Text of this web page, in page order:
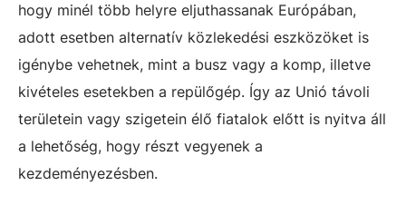
hogy minél több helyre eljuthassanak Európában,
adott esetben alternatív közlekedési eszközöket is
igénybe vehetnek, mint a busz vagy a komp, illetve
kivételes esetekben a repülőgép. Így az Unió távoli
területein vagy szigetein élő fiatalok előtt is nyitva áll
a lehetőség, hogy részt vegyenek a
kezdeményezésben.